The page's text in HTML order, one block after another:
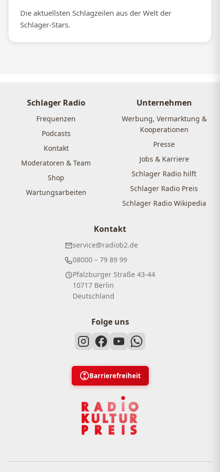
Die aktuellsten Schlagzeilen aus der Welt der
Schlager-Stars.
Schlager Radio
Frequenzen
Podcasts
Kontakt
Moderatoren & Team
Shop
Wartungsarbeiten
Unternehmen
Werbung, Vermarktung &
Kooperationen
Presse
Jobs & Karriere
Schlager Radio hilft
Schlager Radio Preis
Schlager Radio Wikipedia
Kontakt
service@radiob2.de
08000 – 79 89 99
Pfalzburger Straße 43-44
10717 Berlin
Deutschland
Folge uns
Barrierefreiheit